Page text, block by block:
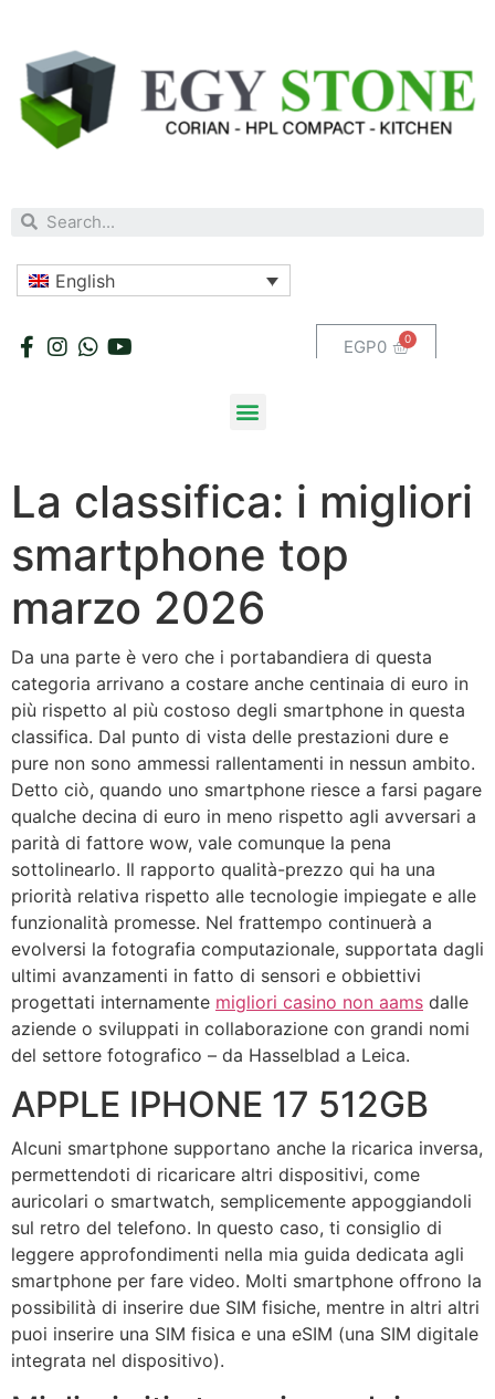
English
EGP0
La classifica: i migliori
smartphone top
marzo 2026
Da una parte è vero che i portabandiera di questa
categoria arrivano a costare anche centinaia di euro in
più rispetto al più costoso degli smartphone in questa
classifica. Dal punto di vista delle prestazioni dure e
pure non sono ammessi rallentamenti in nessun ambito.
Detto ciò, quando uno smartphone riesce a farsi pagare
qualche decina di euro in meno rispetto agli avversari a
parità di fattore wow, vale comunque la pena
sottolinearlo. Il rapporto qualità-prezzo qui ha una
priorità relativa rispetto alle tecnologie impiegate e alle
funzionalità promesse. Nel frattempo continuerà a
evolversi la fotografia computazionale, supportata dagli
ultimi avanzamenti in fatto di sensori e obbiettivi
progettati internamente migliori casino non aams dalle
aziende o sviluppati in collaborazione con grandi nomi
del settore fotografico – da Hasselblad a Leica.
APPLE IPHONE 17 512GB
Alcuni smartphone supportano anche la ricarica inversa,
permettendoti di ricaricare altri dispositivi, come
auricolari o smartwatch, semplicemente appoggiandoli
sul retro del telefono. In questo caso, ti consiglio di
leggere approfondimenti nella mia guida dedicata agli
smartphone per fare video. Molti smartphone offrono la
possibilità di inserire due SIM fisiche, mentre in altri altri
puoi inserire una SIM fisica e una eSIM (una SIM digitale
integrata nel dispositivo).